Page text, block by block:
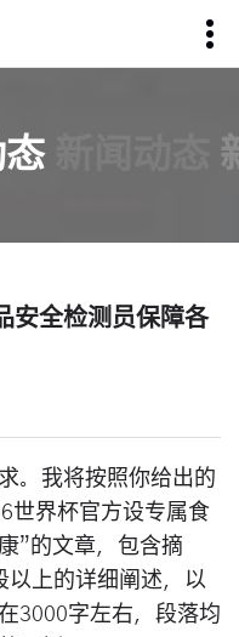
安全检测员保障各
。我将按照你给出的
世界杯官方设专属食
”的文章，包含摘
以上的详细阐述，以
3000字左右，段落均